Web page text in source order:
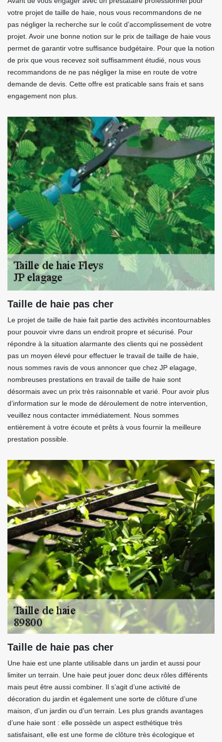
votre projet de taille de haie, nous vous recommandons de ne
pas négliger la recherche sur le coût d’accomplissement de votre
projet. Avoir une bonne notion sur le prix de taillage de haie vous
permet de garantir votre suffisance budgétaire. Pour que la notion
de prix que vous recevez soit suffisamment étudié, nous vous
recommandons de ne pas négliger la mise en route de votre
demande de devis. Cette offre est praticable sans frais et sans
engagement non plus.
Taille de haie pas cher
Le projet de taille de haie fait partie des activités incontournables
pour pouvoir vivre dans un endroit propre et sécurisé. Pour
répondre à la situation alarmante des clients qui ne possèdent
pas un moyen élevé pour effectuer le travail de taille de haie,
nous sommes ravis de vous annoncer que chez JP elagage,
nombreuses prestations en travail de taille de haie sont
désormais avec un prix très raisonnable et varié. Pour avoir plus
d’information sur le mode de déroulement de notre intervention,
veuillez nous contacter immédiatement. Nous sommes
entièrement à votre écoute et prêts à vous fournir la meilleure
prestation possible.
Taille de haie pas cher
Une haie est une plante utilisable dans un jardin et aussi pour
limiter un terrain. Une haie peut jouer donc deux rôles différents
mais peut être aussi combiner. Il s’agit d’une activité de
décoration du jardin et également une sorte de clôture d’une
maison, d’un jardin ou d’un terrain. Les plus grands avantages
d’une haie sont : elle possède un aspect esthétique très
satisfaisant, elle est une forme de clôture très écologique et